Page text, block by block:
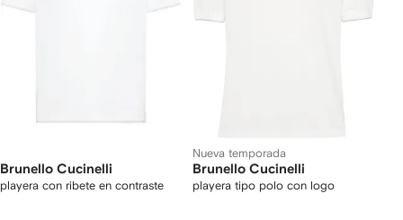
Brunello Cucinelli
playera con ribete en contraste
Nueva temporada
Brunello Cucinelli
playera tipo polo con logo